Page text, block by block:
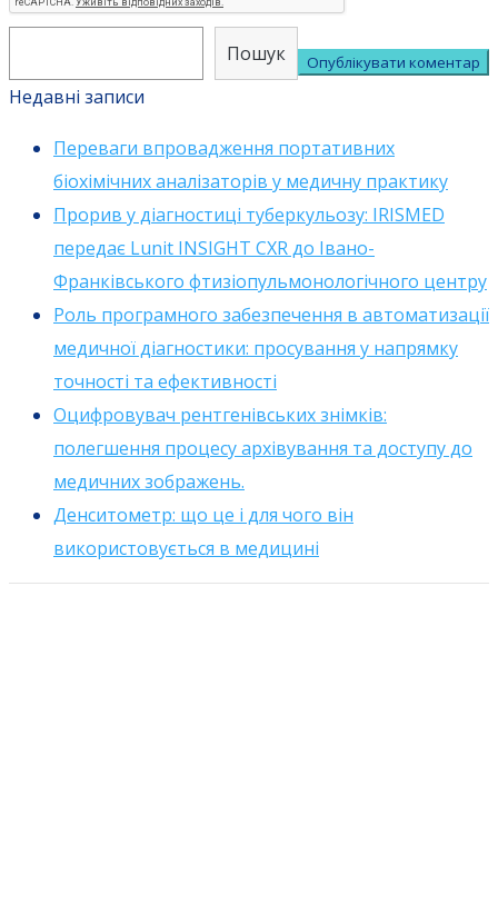
Пошук
Недавні записи
Переваги впровадження портативних
біохімічних аналізаторів у медичну практику
Прорив у діагностиці туберкульозу: IRISMED
передає Lunit INSIGHT CXR до Івано-
Франківського фтизіопульмонологічного центру
Роль програмного забезпечення в автоматизації
медичної діагностики: просування у напрямку
точності та ефективності
Оцифровувач рентгенівських знімків:
полегшення процесу архівування та доступу до
медичних зображень.
Денситометр: що це і для чого він
використовується в медицині